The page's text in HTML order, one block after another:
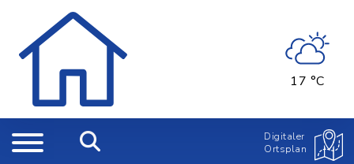
17 °C
Digitaler
Ortsplan